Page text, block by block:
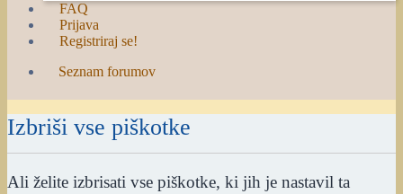
FAQ
Prijava
Registriraj se!
Seznam forumov
Izbriši vse piškotke
Ali želite izbrisati vse piškotke, ki jih je nastavil ta